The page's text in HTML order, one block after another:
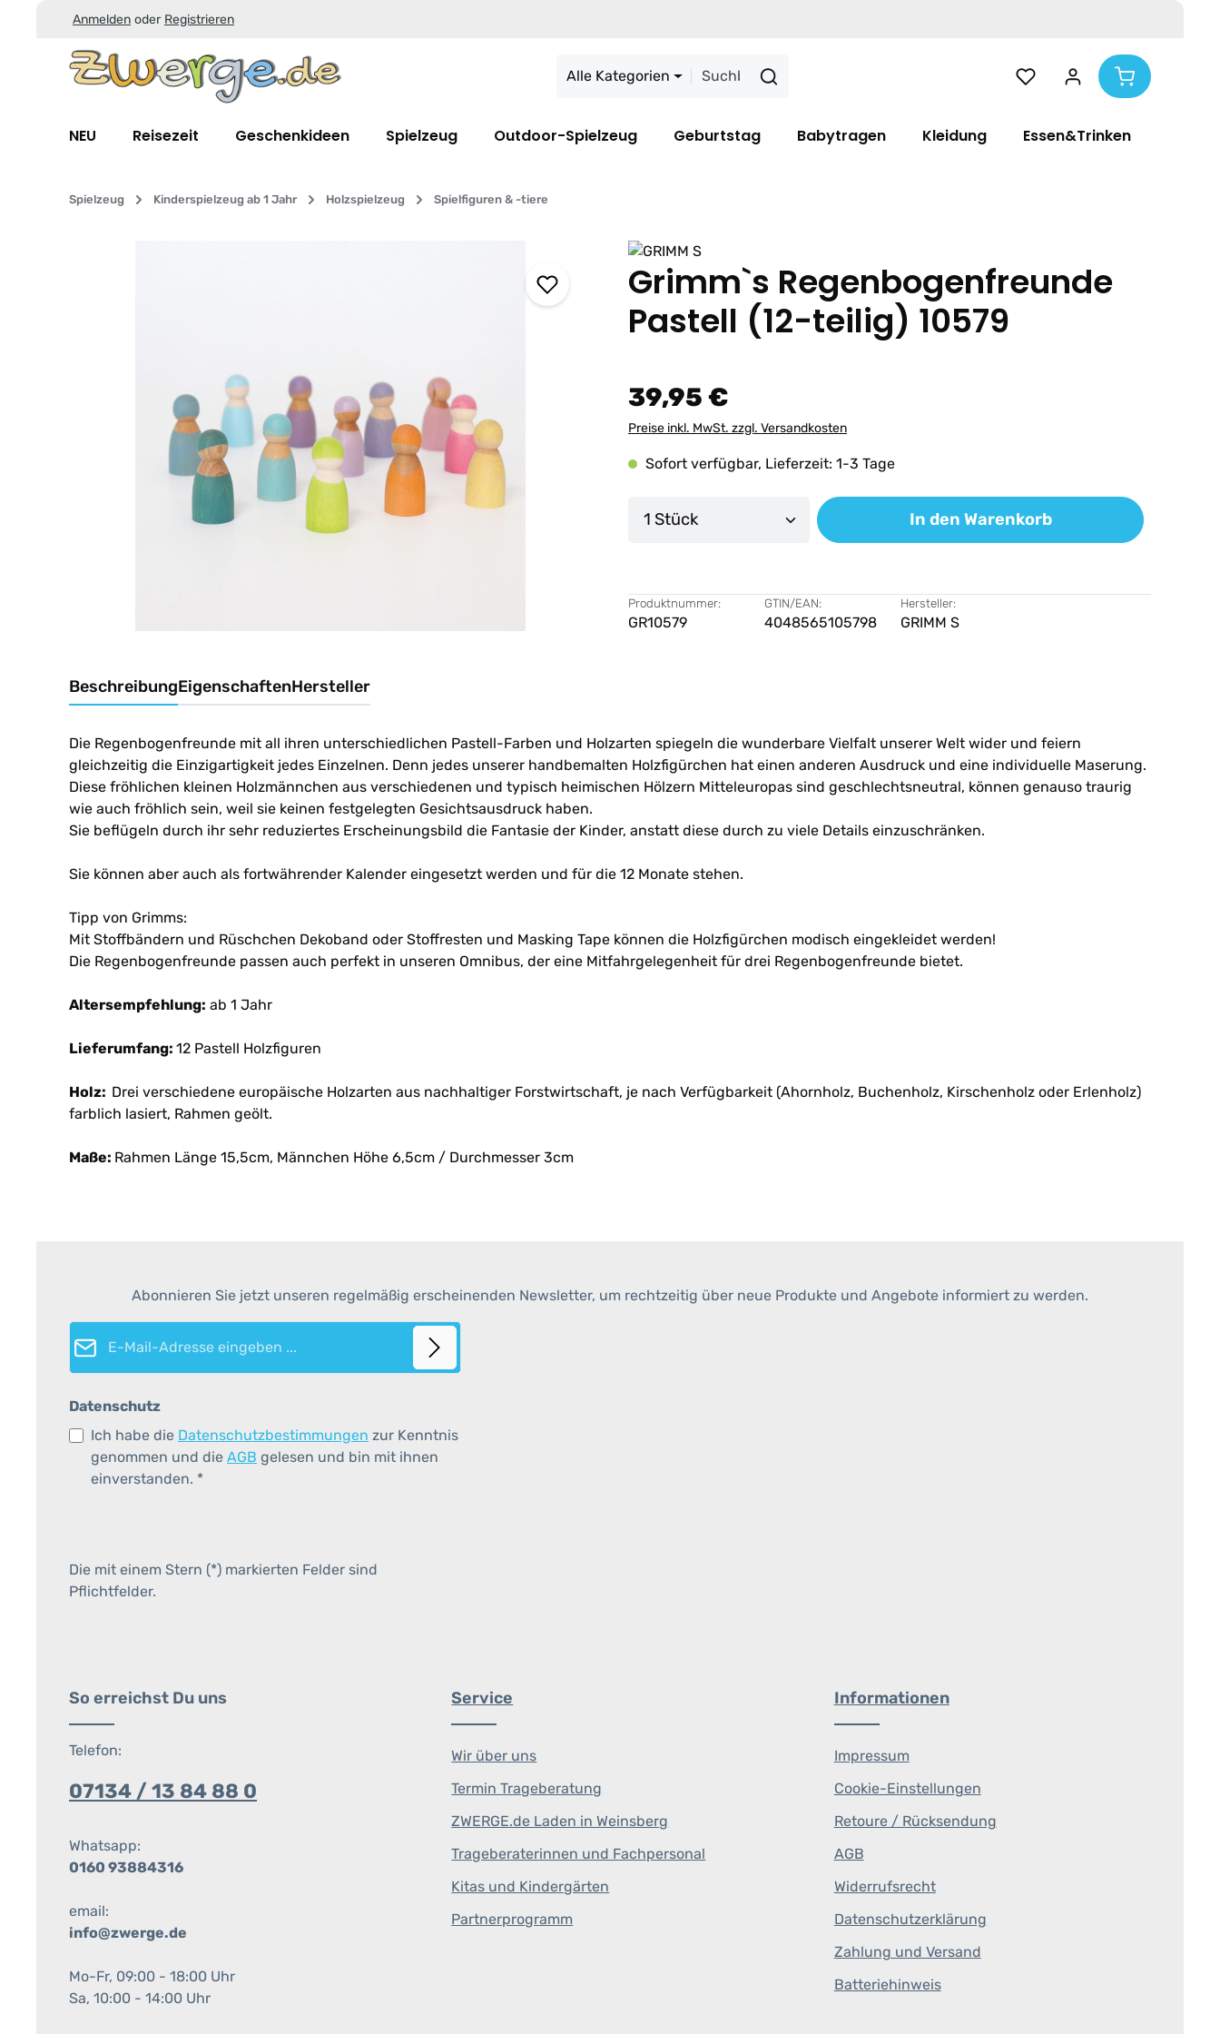
Zum Hauptinhalt springen
Zur Suche springen
Zur Hauptnavigation springen
Anmelden oder Registrieren
Alle Kategorien
NEU Reisezeit Geschenkideen Spielzeug Outdoor-Spielzeug Geburtstag Babytragen Kleidung Essen&Trinken
Spielzeug Kinderspielzeug ab 1 Jahr Holzspielzeug Spielfiguren & -tiere
Grimm`s Regenbogenfreunde
Pastell (12-teilig) 10579
39,95 €
Preise inkl. MwSt. zzgl. Versandkosten
Sofort verfügbar, Lieferzeit: 1-3 Tage
Produkt Anzahl: Gib den gewünschten Wert ein oder
In den Warenkorb
Produktnummer:
GR10579
GTIN/EAN:
4048565105798
Hersteller:
GRIMM S
BeschreibungEigenschaftenHersteller
Die Regenbogenfreunde mit all ihren unterschiedlichen Pastell-Farben und Holzarten spiegeln die wunderbare Vielfalt unserer Welt wider und feiern
gleichzeitig die Einzigartigkeit jedes Einzelnen. Denn jedes unserer handbemalten Holzfigürchen hat einen anderen Ausdruck und eine individuelle Maserung.
Diese fröhlichen kleinen Holzmännchen aus verschiedenen und typisch heimischen Hölzern Mitteleuropas sind geschlechtsneutral, können genauso traurig
wie auch fröhlich sein, weil sie keinen festgelegten Gesichtsausdruck haben.
Sie beflügeln durch ihr sehr reduziertes Erscheinungsbild die Fantasie der Kinder, anstatt diese durch zu viele Details einzuschränken.
Sie können aber auch als fortwährender Kalender eingesetzt werden und für die 12 Monate stehen.
Tipp von Grimms:
Mit Stoffbändern und Rüschchen Dekoband oder Stoffresten und Masking Tape können die Holzfigürchen modisch eingekleidet werden!
Die Regenbogenfreunde passen auch perfekt in unseren Omnibus, der eine Mitfahrgelegenheit für drei Regenbogenfreunde bietet.
Altersempfehlung: ab 1 Jahr
Lieferumfang: 12 Pastell Holzfiguren
Holz: Drei verschiedene europäische Holzarten aus nachhaltiger Forstwirtschaft, je nach Verfügbarkeit (Ahornholz, Buchenholz, Kirschenholz oder Erlenholz)
farblich lasiert, Rahmen geölt.
Maße: Rahmen Länge 15,5cm, Männchen Höhe 6,5cm / Durchmesser 3cm
Abonnieren Sie jetzt unseren regelmäßig erscheinenden Newsletter, um rechtzeitig über neue Produkte und Angebote informiert zu werden.
E-Mail-Adresse*
Datenschutz
Ich habe die Datenschutzbestimmungen zur Kenntnis
genommen und die AGB gelesen und bin mit ihnen
einverstanden. *
Die mit einem Stern (*) markierten Felder sind
Pflichtfelder.
So erreichst Du uns
Telefon:
07134 / 13 84 88 0
Whatsapp:
0160 93884316
email:
info@zwerge.de
Mo-Fr, 09:00 - 18:00 Uhr
Sa, 10:00 - 14:00 Uhr
Service
Wir über uns
Termin Trageberatung
ZWERGE.de Laden in Weinsberg
Trageberaterinnen und Fachpersonal
Kitas und Kindergärten
Partnerprogramm
Informationen
Impressum
Cookie-Einstellungen
Retoure / Rücksendung
AGB
Widerrufsrecht
Datenschutzerklärung
Zahlung und Versand
Batteriehinweis